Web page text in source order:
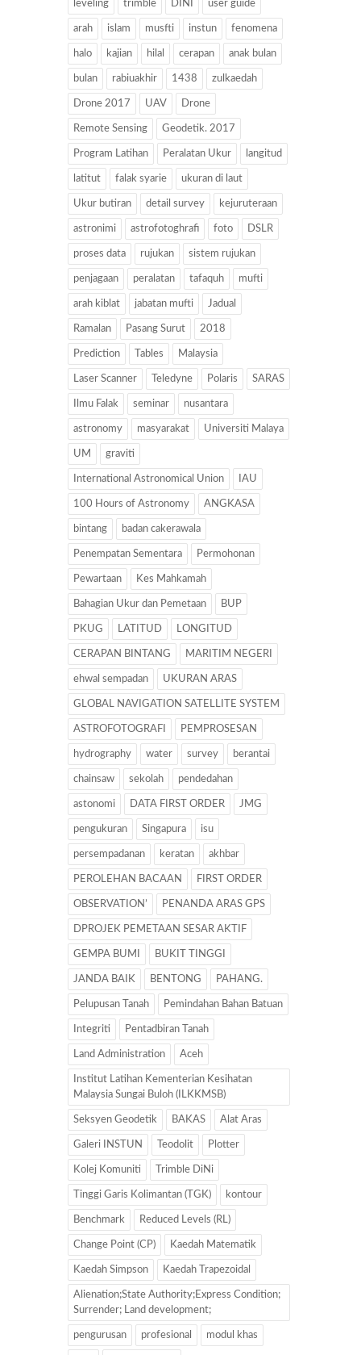
leveling trimble DINI user guide
arah islam musfti instun fenomena
halo kajian hilal cerapan anak bulan
bulan rabiuakhir 1438 zulkaedah
Drone 2017 UAV Drone
Remote Sensing Geodetik. 2017
Program Latihan Peralatan Ukur langitud
latitut falak syarie ukuran di laut
Ukur butiran detail survey kejuruteraan
astronimi astrofotoghrafi foto DSLR
proses data rujukan sistem rujukan
penjagaan peralatan tafaquh mufti
arah kiblat jabatan mufti Jadual
Ramalan Pasang Surut 2018
Prediction Tables Malaysia
Laser Scanner Teledyne Polaris SARAS
Ilmu Falak seminar nusantara
astronomy masyarakat Universiti Malaya
UM graviti
International Astronomical Union IAU
100 Hours of Astronomy ANGKASA
bintang badan cakerawala
Penempatan Sementara Permohonan
Pewartaan Kes Mahkamah
Bahagian Ukur dan Pemetaan BUP
PKUG LATITUD LONGITUD
CERAPAN BINTANG MARITIM NEGERI
ehwal sempadan UKURAN ARAS
GLOBAL NAVIGATION SATELLITE SYSTEM
ASTROFOTOGRAFI PEMPROSESAN
hydrography water survey berantai
chainsaw sekolah pendedahan
astonomi DATA FIRST ORDER JMG
pengukuran Singapura isu
persempadanan keratan akhbar
PEROLEHAN BACAAN FIRST ORDER
OBSERVATION’ PENANDA ARAS GPS
DPROJEK PEMETAAN SESAR AKTIF
GEMPA BUMI BUKIT TINGGI
JANDA BAIK BENTONG PAHANG.
Pelupusan Tanah Pemindahan Bahan Batuan
Integriti Pentadbiran Tanah
Land Administration Aceh
Institut Latihan Kementerian Kesihatan
Malaysia Sungai Buloh (ILKKMSB)
Seksyen Geodetik BAKAS Alat Aras
Galeri INSTUN Teodolit Plotter
Kolej Komuniti Trimble DiNi
Tinggi Garis Kolimantan (TGK) kontour
Benchmark Reduced Levels (RL)
Change Point (CP) Kaedah Matematik
Kaedah Simpson Kaedah Trapezoidal
Alienation;State Authority;Express Condition;
Surrender; Land development;
pengurusan profesional modul khas